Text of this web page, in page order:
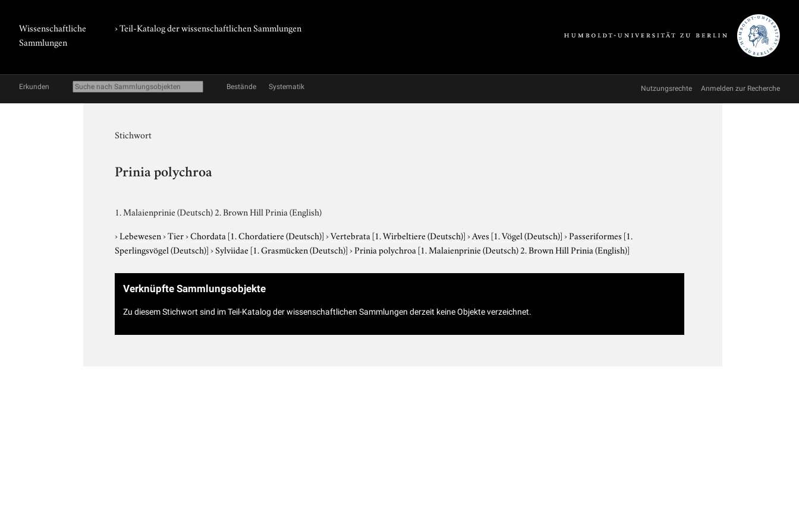
Wissenschaftliche
Sammlungen
› Teil-Katalog der wissenschaftlichen Sammlungen
Erkunden Bestände Systematik Nutzungsrechte Anmelden zur Recherche
Stichwort
Prinia polychroa
1. Malaienprinie (Deutsch) 2. Brown Hill Prinia (English)
›Lebewesen›Tier›Chordata [1. Chordatiere (Deutsch)]›Vertebrata [1. Wirbeltiere (Deutsch)]›Aves [1. Vögel (Deutsch)]›Passeriformes [1.
Sperlingsvögel (Deutsch)]›Sylviidae [1. Grasmücken (Deutsch)]›Prinia polychroa [1. Malaienprinie (Deutsch) 2. Brown Hill Prinia (English)]
Verknüpfte Sammlungsobjekte
Zu diesem Stichwort sind im Teil-Katalog der wissenschaftlichen Sammlungen derzeit keine Objekte verzeichnet.